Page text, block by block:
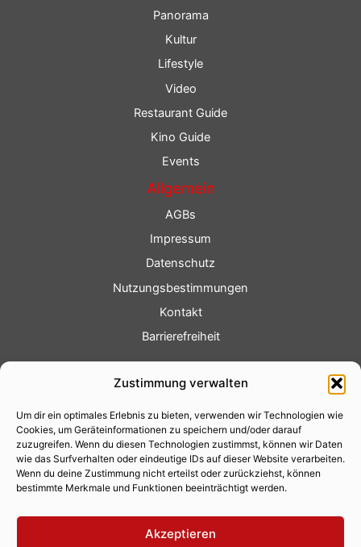
Zustimmung verwalten
Um dir ein optimales Erlebnis zu bieten, verwenden wir Technologien wie
Cookies, um Geräteinformationen zu speichern und/oder darauf
zuzugreifen. Wenn du diesen Technologien zustimmst, können wir Daten
wie das Surfverhalten oder eindeutige IDs auf dieser Website verarbeiten.
Wenn du deine Zustimmung nicht erteilst oder zurückziehst, können
bestimmte Merkmale und Funktionen beeinträchtigt werden.
Akzeptieren
Panorama
Kultur
Lifestyle
Video
Restaurant Guide
Kino Guide
Events
Allgemein
AGBs
Impressum
Datenschutz
Nutzungsbestimmungen
Kontakt
Barrierefreiheit
Fotoservice
Videoservice
Werbung
Contenterstellung
Lokalnachrichten
Lokalfernsehen